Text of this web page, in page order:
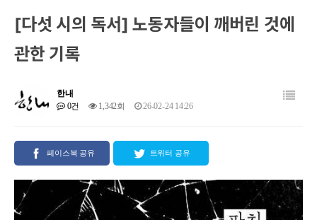
[다섯 시의 독서] 노동자들이 깨버린 것에
관한 기록
한내
0건
1,342회 26-02-24 14:26
페이스북 공유 트위터 공유